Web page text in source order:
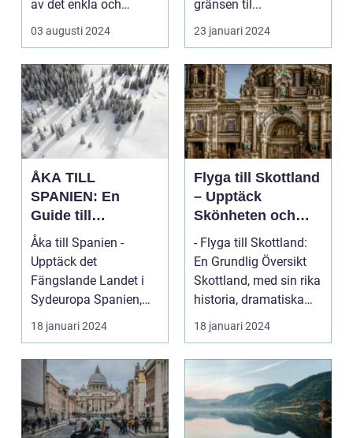
av det enkla och
naturn&aum...
03 augusti 2024
gränsen til...
23 januari 2024
ÅKA TILL
SPANIEN: En
Guide till
Spännande
Resmål och
Resetyper
Åka till Spanien -
Upptäck det
Fängslande Landet i
Sydeuropa Spanien,
beläget i sydvästra
Europa på...
18 januari 2024
Flyga till Skottland
– Upptäck
Skönheten och
Charmen i Detta
Fascinerande
Land
- Flyga till Skottland:
En Grundlig Översikt
Skottland, med sin rika
historia, dramatiska
landskap ...
18 januari 2024